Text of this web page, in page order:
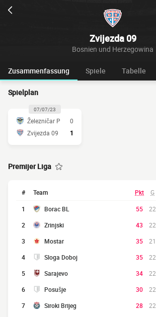
Zvijezda 09
Bosnien und Herzegowina
Zusammenfassung Spiele Tabelle
Spielplan
07/07/23
Železničar P
0
Zvijezda 09
1
Premijer Liga
# Team Pkt G
1 Borac BL 55 22
2 Zrinjski 43 22
3 Mostar 35 21
4 Sloga Doboj 35 22
5 Sarajevo 34 22
6 Posušje 30 22
7 Siroki Brijeg 28 22